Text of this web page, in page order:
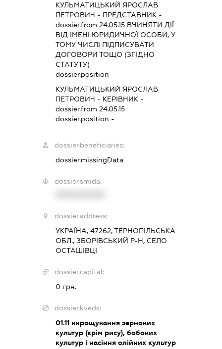
КУЛЬМАТИЦЬКИЙ ЯРОСЛАВ
ПЕТРОВИЧ - ПРЕДСТАВНИК -
dossier.from 24.05.15 ВЧИНЯТИ ДІЇ
ВІД ІМЕНІ ЮРИДИЧНОЇ ОСОБИ, У
ТОМУ ЧИСЛІ ПІДПИСУВАТИ
ДОГОВОРИ ТОЩО (ЗГІДНО
СТАТУТУ)
dossier.position -
КУЛЬМАТИЦЬКИЙ ЯРОСЛАВ
ПЕТРОВИЧ - КЕРІВНИК -
dossier.from 24.05.15
dossier.position -
dossier.beneficiaries:
dossier.missingData
dossier.smida:
dossier.address:
УКРАЇНА, 47262, ТЕРНОПІЛЬСЬКА
ОБЛ., ЗБОРІВСЬКИЙ Р-Н, СЕЛО
ОСТАШІВЦІ
dossier.capital:
0 грн.
dossier.kveds:
01.11 вирощування зернових
культур (крім рису), бобових
культур і насіння олійних культур